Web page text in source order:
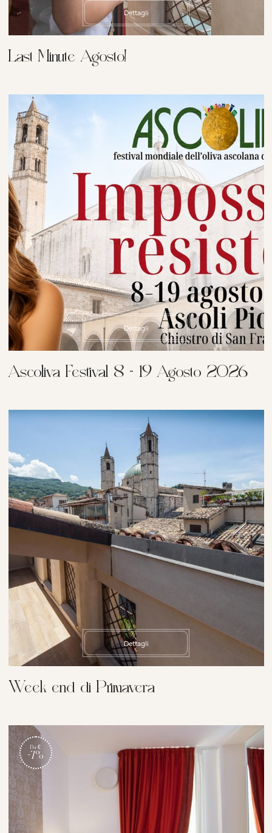
Dettagli
Last Minute Agosto!
Dettagli
Ascoliva Festival 8 - 19 Agosto 2026
Dettagli
Week end di Primavera
Da €
-7%